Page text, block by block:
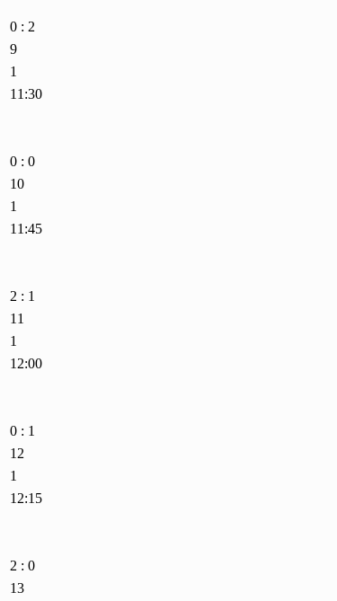
0 : 2
9
1
11:30
0 : 0
10
1
11:45
2 : 1
11
1
12:00
0 : 1
12
1
12:15
2 : 0
13